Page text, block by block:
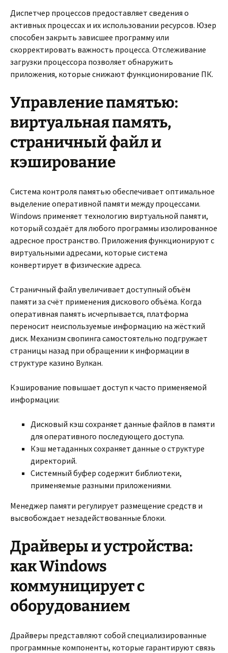
Диспетчер процессов предоставляет сведения о
активных процессах и их использовании ресурсов. Юзер
способен закрыть зависшее программу или
скорректировать важность процесса. Отслеживание
загрузки процессора позволяет обнаружить
приложения, которые снижают функционирование ПК.
Управление памятью:
виртуальная память,
страничный файл и
кэширование
Система контроля памятью обеспечивает оптимальное
выделение оперативной памяти между процессами.
Windows применяет технологию виртуальной памяти,
который создаёт для любого программы изолированное
адресное пространство. Приложения функционируют с
виртуальными адресами, которые система
конвертирует в физические адреса.
Страничный файл увеличивает доступный объём
памяти за счёт применения дискового объёма. Когда
оперативная память исчерпывается, платформа
переносит неиспользуемые информацию на жёсткий
диск. Механизм свопинга самостоятельно подгружает
страницы назад при обращении к информации в
структуре казино Вулкан.
Кэширование повышает доступ к часто применяемой
информации:
Дисковый кэш сохраняет данные файлов в памяти
для оперативного последующего доступа.
Кэш метаданных сохраняет данные о структуре
директорий.
Системный буфер содержит библиотеки,
применяемые разными приложениями.
Менеджер памяти регулирует размещение средств и
высвобождает незадействованные блоки.
Драйверы и устройства:
как Windows
коммуницирует с
оборудованием
Драйверы представляют собой специализированные
программные компоненты, которые гарантируют связь